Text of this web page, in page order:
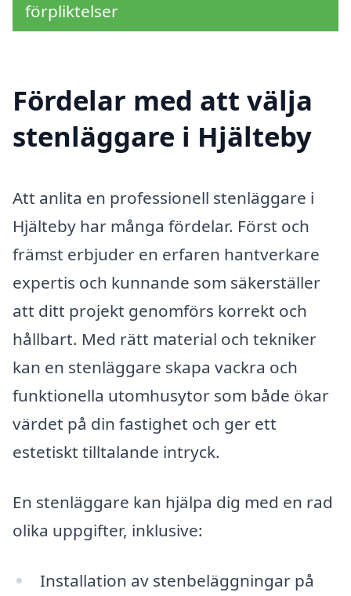
förpliktelser
Fördelar med att välja
stenläggare i Hjälteby
Att anlita en professionell stenläggare i
Hjälteby har många fördelar. Först och
främst erbjuder en erfaren hantverkare
expertis och kunnande som säkerställer
att ditt projekt genomförs korrekt och
hållbart. Med rätt material och tekniker
kan en stenläggare skapa vackra och
funktionella utomhusytor som både ökar
värdet på din fastighet och ger ett
estetiskt tilltalande intryck.
En stenläggare kan hjälpa dig med en rad
olika uppgifter, inklusive:
Installation av stenbeläggningar på